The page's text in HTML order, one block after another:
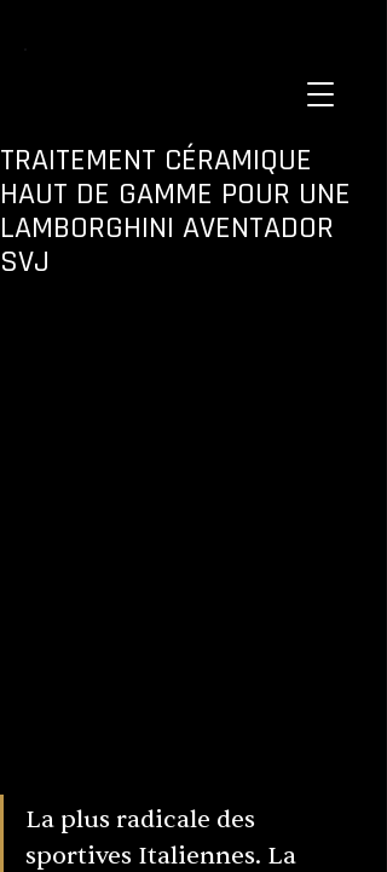
TRAITEMENT CÉRAMIQUE
HAUT DE GAMME POUR UNE
LAMBORGHINI AVENTADOR
SVJ
La plus radicale des
sportives Italiennes. La